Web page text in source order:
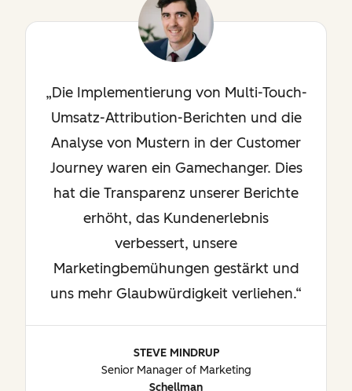
Die Implementierung von Multi-Touch-
Umsatz-Attribution-Berichten und die
Analyse von Mustern in der Customer
Journey waren ein Gamechanger. Dies
hat die Transparenz unserer Berichte
erhöht, das Kundenerlebnis
verbessert, unsere
Marketingbemühungen gestärkt und
uns mehr Glaubwürdigkeit verliehen.
STEVE MINDRUP
Senior Manager of Marketing
Schellman